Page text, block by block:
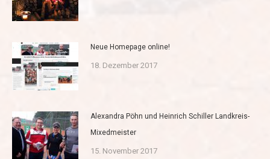
Neue Homepage online!
18. Dezember 2017
Alexandra Pöhn und Heinrich Schiller Landkreis-
Mixedmeister
15. November 2017